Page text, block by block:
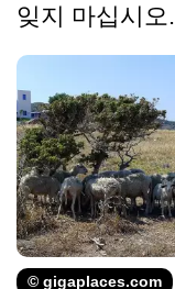
잊지 마십시오.
© gigaplaces.com